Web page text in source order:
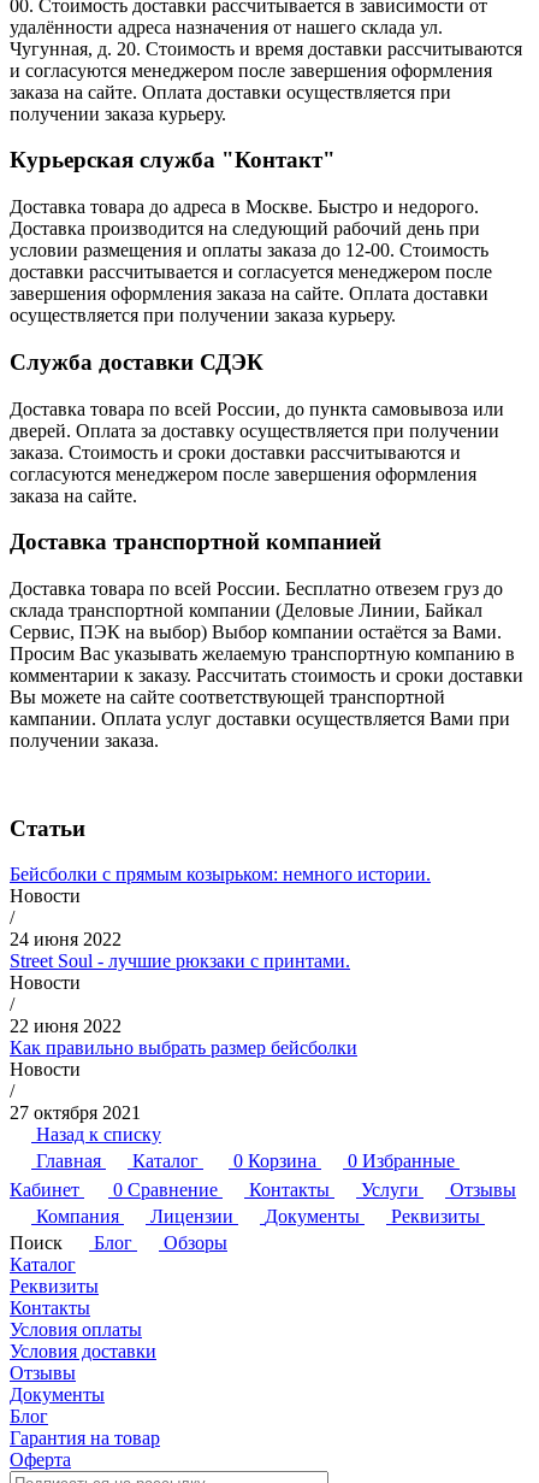
00. Стоимость доставки рассчитывается в зависимости от
удалённости адреса назначения от нашего склада ул.
Чугунная, д. 20. Стоимость и время доставки рассчитываются
и согласуются менеджером после завершения оформления
заказа на сайте. Оплата доставки осуществляется при
получении заказа курьеру.
Курьерская служба "Контакт"
Доставка товара до адреса в Москве. Быстро и недорого.
Доставка производится на следующий рабочий день при
условии размещения и оплаты заказа до 12-00. Стоимость
доставки рассчитывается и согласуется менеджером после
завершения оформления заказа на сайте. Оплата доставки
осуществляется при получении заказа курьеру.
Служба доставки СДЭК
Доставка товара по всей России, до пункта самовывоза или
дверей. Оплата за доставку осуществляется при получении
заказа. Стоимость и сроки доставки рассчитываются и
согласуются менеджером после завершения оформления
заказа на сайте.
Доставка транспортной компанией
Доставка товара по всей России. Бесплатно отвезем груз до
склада транспортной компании (Деловые Линии, Байкал
Сервис, ПЭК на выбор) Выбор компании остаётся за Вами.
Просим Вас указывать желаемую транспортную компанию в
комментарии к заказу. Рассчитать стоимость и сроки доставки
Вы можете на сайте соответствующей транспортной
кампании. Оплата услуг доставки осуществляется Вами при
получении заказа.
Статьи
Бейсболки с прямым козырьком: немного истории.
Новости
/
24 июня 2022
Street Soul - лучшие рюкзаки с принтами.
Новости
/
22 июня 2022
Как правильно выбрать размер бейсболки
Новости
/
27 октября 2021
Назад к списку
Главная
Каталог 0 Корзина 0 Избранные
Кабинет
0 Сравнение Контакты Услуги
Отзывы
Компания
Лицензии Документы
Реквизиты
Поиск
Блог
Обзоры
Каталог
Реквизиты
Контакты
Условия оплаты
Условия доставки
Отзывы
Документы
Блог
Гарантия на товар
Оферта